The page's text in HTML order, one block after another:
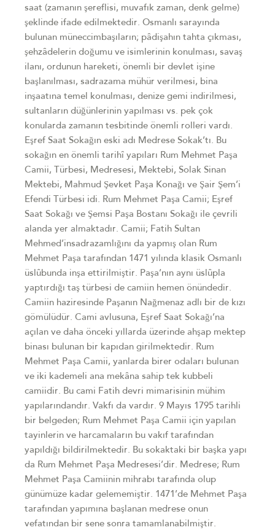
saat (zamanın şereflisi, muvafık zaman, denk gelme)
şeklinde ifade edilmektedir. Osmanlı sarayında
bulunan müneccimbaşıların; pâdişahın tahta çıkması,
şehzâdelerin doğumu ve isimlerinin konulması, savaş
ilanı, ordunun hareketi, önemli bir devlet işine
başlanılması, sadrazama mühür verilmesi, bina
inşaatına temel konulması, denize gemi indirilmesi,
sultanların düğünlerinin yapılması vs. pek çok
konularda zamanın tesbitinde önemli rolleri vardı.
Eşref Saat Sokağın eski adı Medrese Sokak’tı. Bu
sokağın en önemli tarihî yapıları Rum Mehmet Paşa
Camii, Türbesi, Medresesi, Mektebi, Solak Sinan
Mektebi, Mahmud Şevket Paşa Konağı ve Şair Şem’i
Efendi Türbesi idi. Rum Mehmet Paşa Camii; Eşref
Saat Sokağı ve Şemsi Paşa Bostanı Sokağı ile çevrili
alanda yer almaktadır. Camii; Fatih Sultan
Mehmed’insadrazamlığını da yapmış olan Rum
Mehmet Paşa tarafından 1471 yılında klasik Osmanlı
üslûbunda inşa ettirilmiştir. Paşa’nın aynı üslûpla
yaptırdığı taş türbesi de camiin hemen önündedir.
Camiin haziresinde Paşanın Nağmenaz adlı bir de kızı
gömülüdür. Cami avlusuna, Eşref Saat Sokağı’na
açılan ve daha önceki yıllarda üzerinde ahşap mektep
binası bulunan bir kapıdan girilmektedir. Rum
Mehmet Paşa Camii, yanlarda birer odaları bulunan
ve iki kademeli ana mekâna sahip tek kubbeli
camiidir. Bu cami Fatih devri mimarisinin mühim
yapılarındandır. Vakfı da vardır. 9 Mayıs 1795 tarihli
bir belgeden; Rum Mehmet Paşa Camii için yapılan
tayinlerin ve harcamaların bu vakıf tarafından
yapıldığı bildirilmektedir. Bu sokaktaki bir başka yapı
da Rum Mehmet Paşa Medresesi’dir. Medrese; Rum
Mehmet Paşa Camiinin mihrabı tarafında olup
günümüze kadar gelememiştir. 1471’de Mehmet Paşa
tarafından yapımına başlanan medrese onun
vefatından bir sene sonra tamamlanabilmiştir.